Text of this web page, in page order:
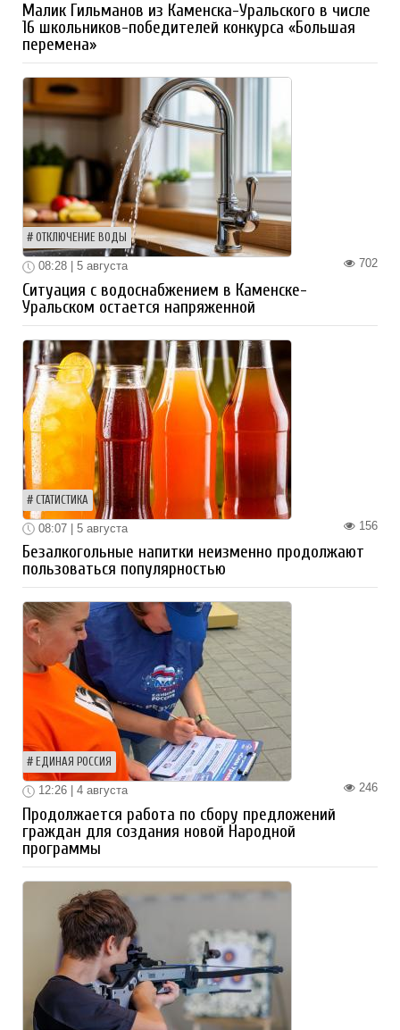
Малик Гильманов из Каменска-Уральского в числе
16 школьников-победителей конкурса «Большая
перемена»
ОТКЛЮЧЕНИЕ ВОДЫ
702
08:28 | 5 августа
Ситуация с водоснабжением в Каменске-
Уральском остается напряженной
СТАТИСТИКА
156
08:07 | 5 августа
Безалкогольные напитки неизменно продолжают
пользоваться популярностью
ЕДИНАЯ РОССИЯ
246
12:26 | 4 августа
Продолжается работа по сбору предложений
граждан для создания новой Народной
программы